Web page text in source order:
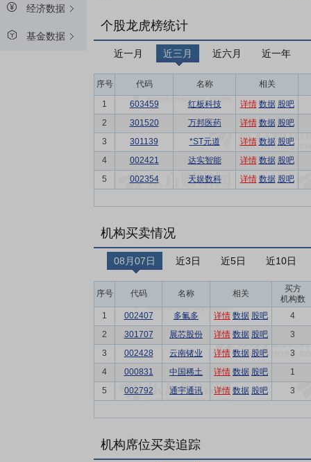
经济数据
基金数据
个股龙虎榜统计
近一月 近三月 近六月 近一年
序号 代码 名称 相关
1 603459 红板科技 详情 数据 股吧
2
301520 万邦医药 详情 数据 股吧
3
301139 *ST元道 详情 数据 股吧
4
002421 达实智能 详情 数据 股吧
5
002354 天娱数科 详情 数据 股吧
机构买卖情况
08月07日 近3日 近5日 近10日
序号 代码 名称 相关
买方
机构数
1
002407 多氟多 详情 数据 股吧
4
2
301707 展芯股份 详情 数据 股吧
3
3
002428 云南锗业 详情 数据 股吧
3
4
000831 中国稀土 详情 数据 股吧
1
5
002792 通宇通讯 详情 数据 股吧 3
机构席位买卖追踪